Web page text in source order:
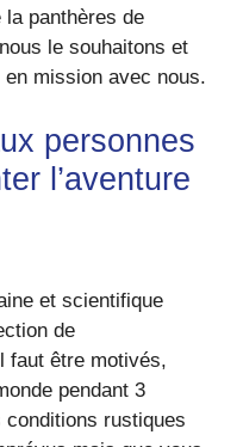
panthères de
le souhaitons et
mission avec nous.
personnes
l’aventure
et scientifique
de
faut être motivés,
pendant 3
rustiques